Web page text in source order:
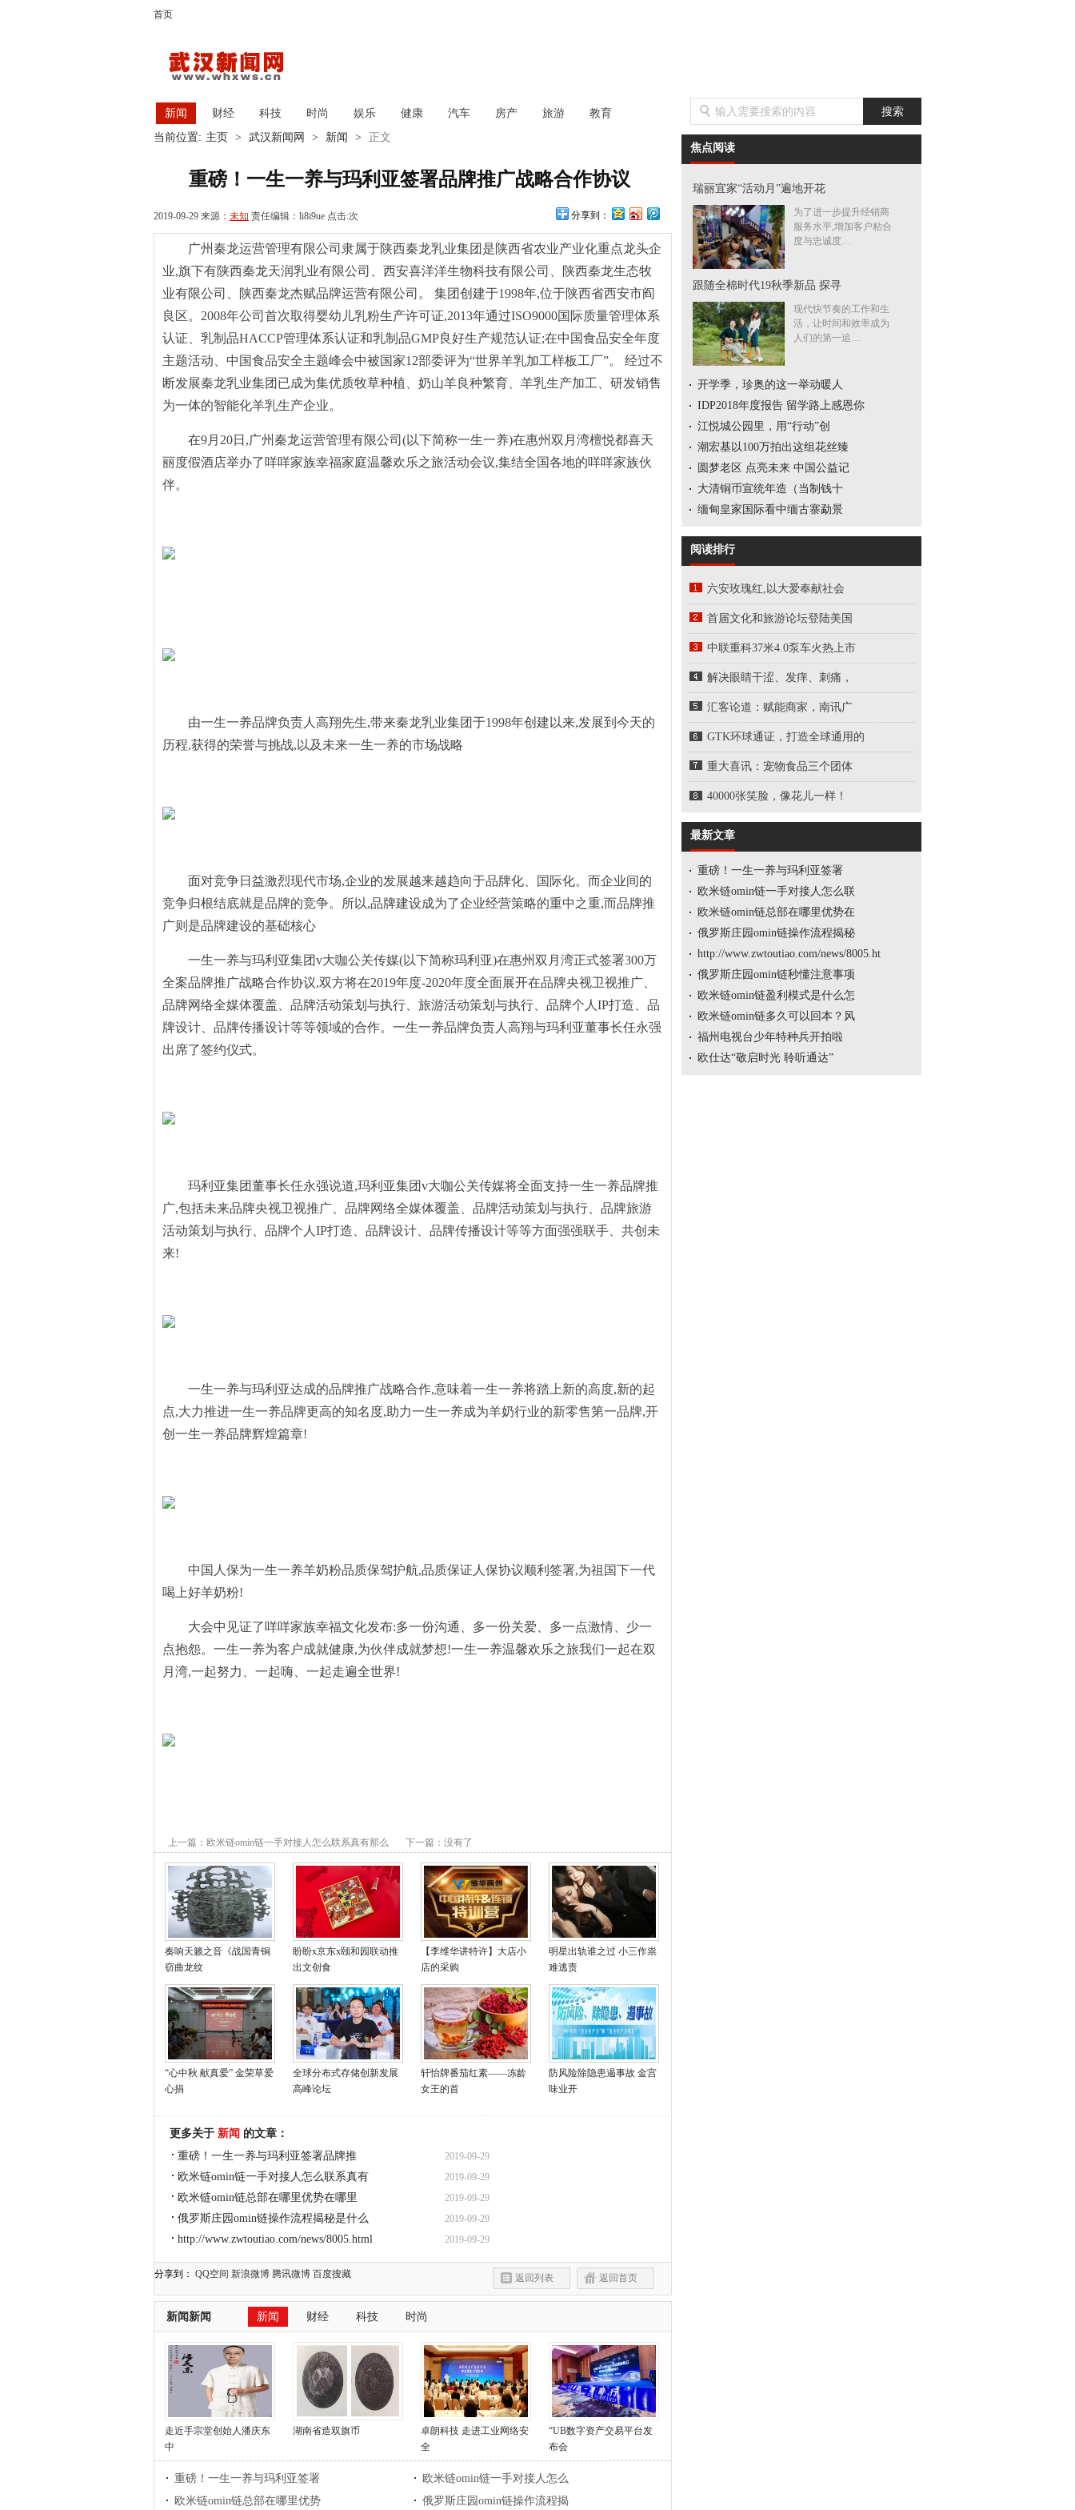
首页
新闻 财经 科技 时尚 娱乐 健康 汽车 房产 旅游
教育
当前位置: 主页 > 武汉新闻网 > 新闻 > 正文
重磅！一生一养与玛利亚签署品牌推广战略合作协议
2019-09-29 来源： 未知 责任编辑：li8i9ue 点击:次 分享到：
广州秦龙运营管理有限公司隶属于陕西秦龙乳业集团是陕西省农业产业化重点龙头企
业,旗下有陕西秦龙天润乳业有限公司、西安喜洋洋生物科技有限公司、陕西秦龙生态牧
业有限公司、陕西秦龙杰赋品牌运营有限公司。 集团创建于1998年,位于陕西省西安市阎
良区。2008年公司首次取得婴幼儿乳粉生产许可证,2013年通过ISO9000国际质量管理体系
认证、乳制品HACCP管理体系认证和乳制品GMP良好生产规范认证;在中国食品安全年度
主题活动、中国食品安全主题峰会中被国家12部委评为“世界羊乳加工样板工厂”。 经过不
断发展秦龙乳业集团已成为集优质牧草种植、奶山羊良种繁育、羊乳生产加工、研发销售
为一体的智能化羊乳生产企业。
在9月20日,广州秦龙运营管理有限公司(以下简称一生一养)在惠州双月湾檀悦都喜天
丽度假酒店举办了咩咩家族幸福家庭温馨欢乐之旅活动会议,集结全国各地的咩咩家族伙
伴。
由一生一养品牌负责人高翔先生,带来秦龙乳业集团于1998年创建以来,发展到今天的
历程,获得的荣誉与挑战,以及未来一生一养的市场战略
面对竞争日益激烈现代市场,企业的发展越来越趋向于品牌化、国际化。而企业间的
竞争归根结底就是品牌的竞争。所以,品牌建设成为了企业经营策略的重中之重,而品牌推
广则是品牌建设的基础核心
一生一养与玛利亚集团v大咖公关传媒(以下简称玛利亚)在惠州双月湾正式签署300万
全案品牌推广战略合作协议,双方将在2019年度-2020年度全面展开在品牌央视卫视推广、
品牌网络全媒体覆盖、品牌活动策划与执行、旅游活动策划与执行、品牌个人IP打造、品
牌设计、品牌传播设计等等领域的合作。一生一养品牌负责人高翔与玛利亚董事长任永强
出席了签约仪式。
玛利亚集团董事长任永强说道,玛利亚集团v大咖公关传媒将全面支持一生一养品牌推
广,包括未来品牌央视卫视推广、品牌网络全媒体覆盖、品牌活动策划与执行、品牌旅游
活动策划与执行、品牌个人IP打造、品牌设计、品牌传播设计等等方面强强联手、共创未
来!
一生一养与玛利亚达成的品牌推广战略合作,意味着一生一养将踏上新的高度,新的起
点,大力推进一生一养品牌更高的知名度,助力一生一养成为羊奶行业的新零售第一品牌,开
创一生一养品牌辉煌篇章!
中国人保为一生一养羊奶粉品质保驾护航,品质保证人保协议顺利签署,为祖国下一代
喝上好羊奶粉!
大会中见证了咩咩家族幸福文化发布:多一份沟通、多一份关爱、多一点激情、少一
点抱怨。一生一养为客户成就健康,为伙伴成就梦想!一生一养温馨欢乐之旅我们一起在双
月湾,一起努力、一起嗨、一起走遍全世界!
上一篇： 欧米链omin链一手对接人怎么联系真有那么
厉害的吗
下一篇：没有了
奏响天籁之音《战国青铜
窃曲龙纹
盼盼x京东x颐和园联动推
出文创食
【李维华讲特许】大店小
店的采购
明星出轨谁之过 小三作祟
难逃责
“心中秋 献真爱” 金荣草爱
心捐
全球分布式存储创新发展
高峰论坛
轩怡牌番茄红素——冻龄
女王的首
防风险除隐患遏事故 金宫
味业开
更多关于 新闻 的文章：
重磅！一生一养与玛利亚签署品牌推
2019-09-29
欧米链omin链一手对接人怎么联系真有 2019-09-29
欧米链omin链总部在哪里优势在哪里 2019-09-29
俄罗斯庄园omin链操作流程揭秘是什么 2019-09-29
http://www.zwtoutiao.com/news/8005.html 2019-09-29
分享到： QQ空间 新浪微博 腾讯微博 百度搜藏 返回列表 返回首页
新闻新闻 新闻 财经 科技 时尚
走近手宗堂创始人潘庆东
中
湖南省造双旗币
卓朗科技 走进工业网络安
全
“UB数字资产交易平台发
布会
重磅！一生一养与玛利亚签署
欧米链omin链一手对接人怎么
欧米链omin链总部在哪里优势
俄罗斯庄园omin链操作流程揭
焦点阅读
瑞丽宜家“活动月”遍地开花
为了进一步提升经销商
服务水平,增加客户粘合
度与忠诚度…
跟随全棉时代19秋季新品 探寻
现代快节奏的工作和生
活，让时间和效率成为
人们的第一追…
开学季，珍奥的这一举动暖人
IDP2018年度报告 留学路上感恩你
江悦城公园里，用“行动”创
潮宏基以100万拍出这组花丝臻
圆梦老区 点亮未来 中国公益记
大清铜币宣统年造（当制钱十
缅甸皇家国际看中缅古寨勐景
阅读排行
六安玫瑰红,以大爱奉献社会
首届文化和旅游论坛登陆美国
中联重科37米4.0泵车火热上市
解决眼睛干涩、发痒、刺痛，
汇客论道：赋能商家，南讯广
GTK环球通证，打造全球通用的
重大喜讯：宠物食品三个团体
40000张笑脸，像花儿一样！
最新文章
重磅！一生一养与玛利亚签署
欧米链omin链一手对接人怎么联
欧米链omin链总部在哪里优势在
俄罗斯庄园omin链操作流程揭秘
http://www.zwtoutiao.com/news/8005.ht
俄罗斯庄园omin链秒懂注意事项
欧米链omin链盈利模式是什么怎
欧米链omin链多久可以回本？风
福州电视台少年特种兵开拍啦
欧仕达“敬启时光 聆听通达”